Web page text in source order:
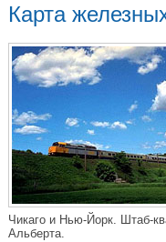
Карта
Чикаго и Нью-Йорк. Штаб-
Альберта.